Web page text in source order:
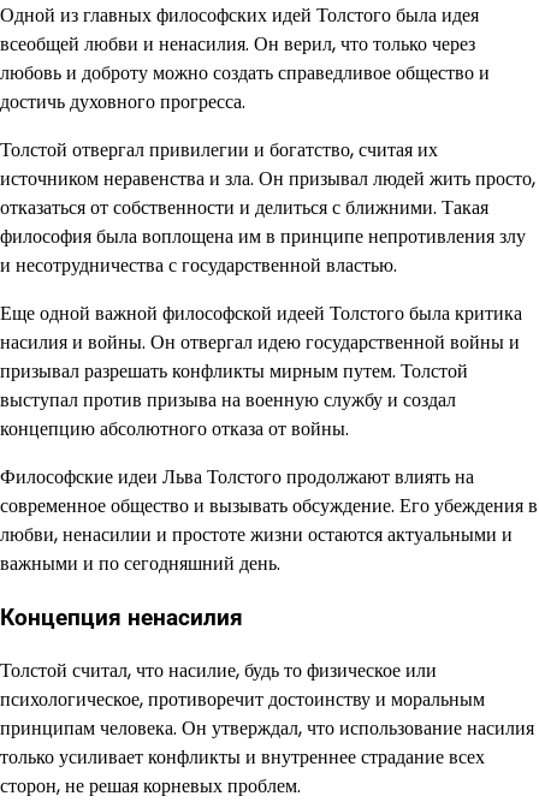
Одной из главных философских идей Толстого была идея
всеобщей любви и ненасилия. Он верил, что только через
любовь и доброту можно создать справедливое общество и
достичь духовного прогресса.
Толстой отвергал привилегии и богатство, считая их
источником неравенства и зла. Он призывал людей жить просто,
отказаться от собственности и делиться с ближними. Такая
философия была воплощена им в принципе непротивления злу
и несотрудничества с государственной властью.
Еще одной важной философской идеей Толстого была критика
насилия и войны. Он отвергал идею государственной войны и
призывал разрешать конфликты мирным путем. Толстой
выступал против призыва на военную службу и создал
концепцию абсолютного отказа от войны.
Философские идеи Льва Толстого продолжают влиять на
современное общество и вызывать обсуждение. Его убеждения в
любви, ненасилии и простоте жизни остаются актуальными и
важными и по сегодняшний день.
Концепция ненасилия
Толстой считал, что насилие, будь то физическое или
психологическое, противоречит достоинству и моральным
принципам человека. Он утверждал, что использование насилия
только усиливает конфликты и внутреннее страдание всех
сторон, не решая корневых проблем.